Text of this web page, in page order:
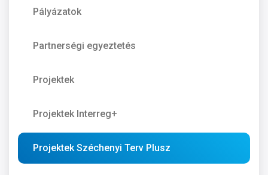
Pályázatok
Partnerségi egyeztetés
Projektek
Projektek Interreg+
Projektek Széchenyi Terv Plusz